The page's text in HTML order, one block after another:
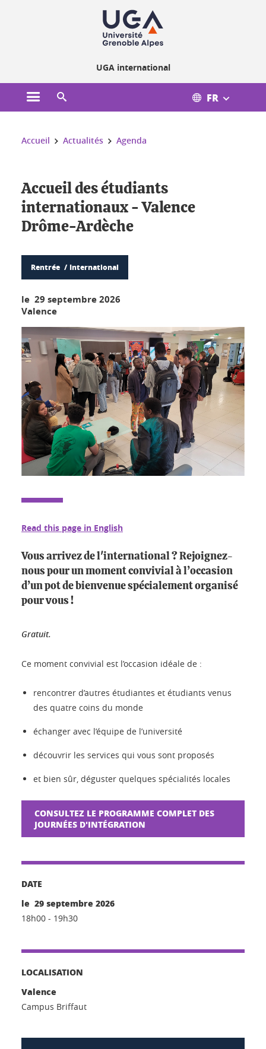
UGA international
Ouvrir le menu principal FR
Vous êtes ici :
Accueil Actualités Agenda
Accueil des étudiants
internationaux - Valence
Drôme-Ardèche
Rentrée International
le 29 septembre 2026
Valence
Read this page in English
Vous arrivez de l'international ? Rejoignez-
nous pour un moment convivial à l’occasion
d’un pot de bienvenue spécialement organisé
pour vous !
Gratuit.
Ce moment convivial est l’occasion idéale de :
rencontrer d’autres étudiantes et étudiants venus
des quatre coins du monde
échanger avec l’équipe de l’université
découvrir les services qui vous sont proposés
et bien sûr, déguster quelques spécialités locales
CONSULTEZ LE PROGRAMME COMPLET DES
JOURNÉES D'INTÉGRATION
DATE
le 29 septembre 2026
18h00 - 19h30
LOCALISATION
Valence
Campus Briffaut